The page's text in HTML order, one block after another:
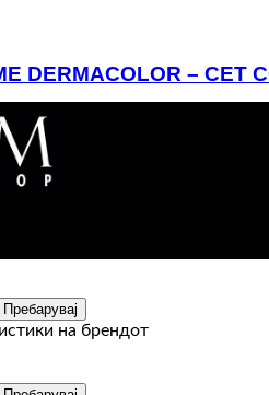
DERMACOLOR – СЕТ
Пребарувај
на брендот